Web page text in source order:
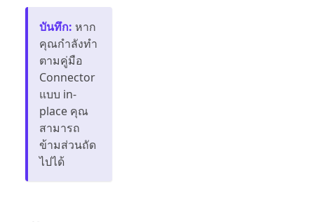
บันทึก: หาก
คุณกำลังทำ
ตามคู่มือ
Connector
แบบ in-
place คุณ
สามารถ
ข้ามส่วนถัด
ไปได้